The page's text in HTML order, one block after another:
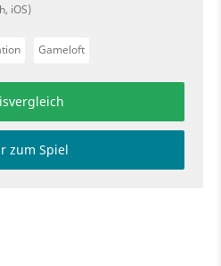
iOS)
Gameloft
zum Spiel